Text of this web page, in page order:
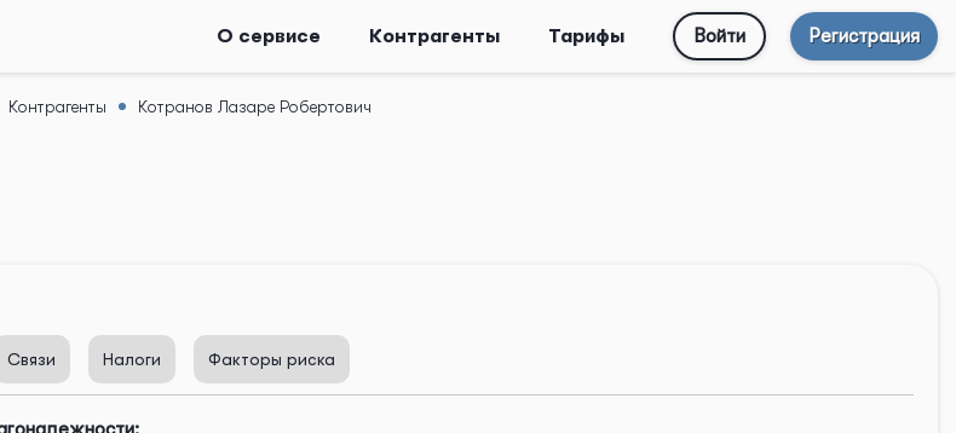
О сервисе Контрагенты Тарифы Войти Регистрация
Контрагенты Котранов Лазаре Робертович
Связи Налоги Факторы риска